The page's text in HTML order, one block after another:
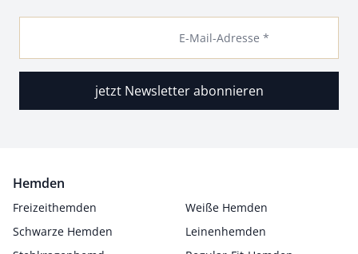
E-Mail-Adresse *
jetzt Newsletter abonnieren
Hemden
Freizeithemden
Weiße Hemden
Schwarze Hemden
Leinenhemden